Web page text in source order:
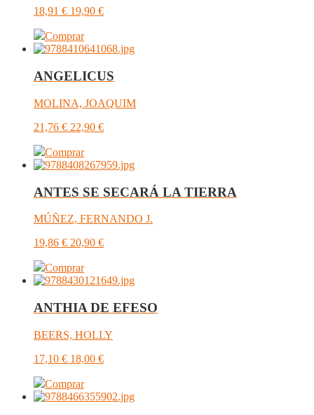
18,91 € 19,90 €
Comprar
ANGELICUS
MOLINA, JOAQUIM
21,76 € 22,90 €
Comprar
ANTES SE SECARÁ LA TIERRA
MÚÑEZ, FERNANDO J.
19,86 € 20,90 €
Comprar
ANTHIA DE EFESO
BEERS, HOLLY
17,10 € 18,00 €
Comprar